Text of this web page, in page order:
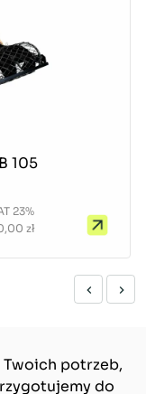
105
23%
zł
chevron_left chevron_right
potrzeb,
do